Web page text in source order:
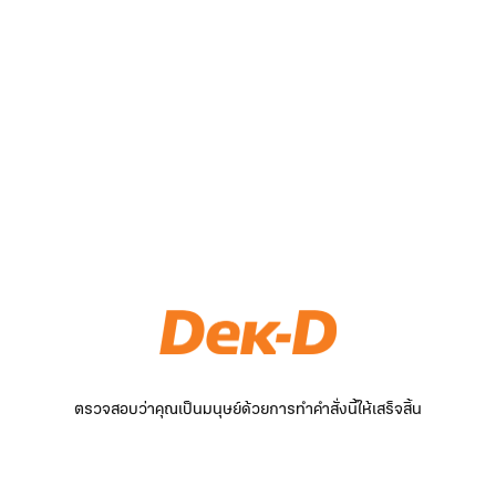
ตรวจสอบว่าคุณเป็นมนุษย์ด้วยการทำคำสั่งนี้ให้เสร็จสิ้น